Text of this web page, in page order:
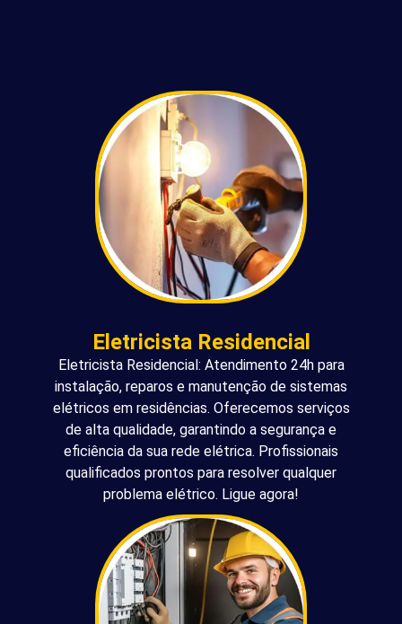
Eletricista Residencial
Eletricista Residencial: Atendimento 24h para
instalação, reparos e manutenção de sistemas
elétricos em residências. Oferecemos serviços
de alta qualidade, garantindo a segurança e
eficiência da sua rede elétrica. Profissionais
qualificados prontos para resolver qualquer
problema elétrico. Ligue agora!